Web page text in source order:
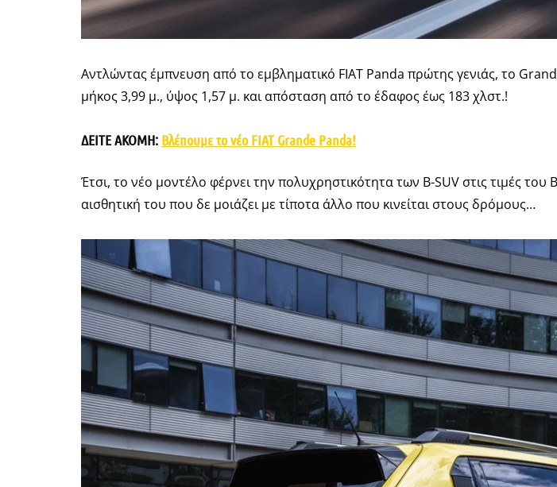
Αντλώντας έμπνευση από το εμβληματικό FIAT Panda πρώτης γενιάς, το
μήκος 3,99 μ., ύψος 1,57 μ. και απόσταση από το έδαφος έως 183 χλστ.!
ΔΕΙΤΕ ΑΚΟΜΗ: Βλέπουμε το νέο FIAT Grande Panda!
Έτσι, το νέο μοντέλο φέρνει την πολυχρηστικότητα των B-SUV στις τιμές
αισθητική του που δε μοιάζει με τίποτα άλλο που κινείται στους δρόμους…